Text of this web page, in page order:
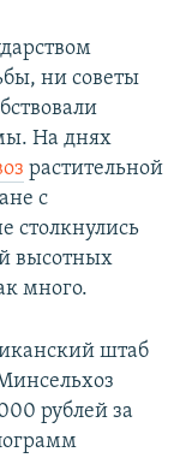
ни советы
На днях
растительной
с
высотных
много.
штаб
рублей за